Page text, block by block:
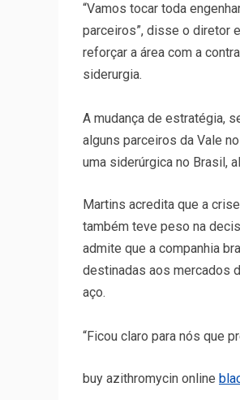
“Vamos tocar toda
parceiros”, disse o diretor
reforçar a área com a
siderurgia.
A mudança de estratégia,
alguns parceiros da Vale
uma siderúrgica no Brasil,
Martins acredita que a
também teve peso na
admite que a companhia
destinadas aos mercados
aço.
“Ficou claro para nós que
buy azithromycin online